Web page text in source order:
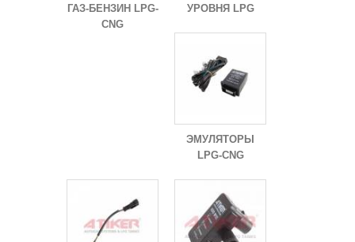
ГАЗ-БЕНЗИН LPG-
CNG
УРОВНЯ LPG
ЭМУЛЯТОРЫ
LPG-CNG